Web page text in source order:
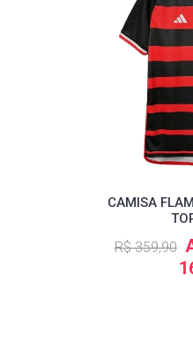
CAMISA
R$ 359,90